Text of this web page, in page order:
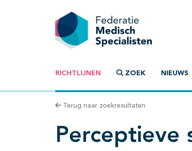
RICHTLIJNEN ZOEK NIEUWS
Terug naar zoekresultaten
Perceptieve